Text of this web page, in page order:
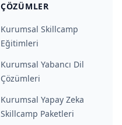
ÇÖZÜMLER
Kurumsal Skillcamp
Eğitimleri
Kurumsal Yabancı Dil
Çözümleri
Kurumsal Yapay Zeka
Skillcamp Paketleri